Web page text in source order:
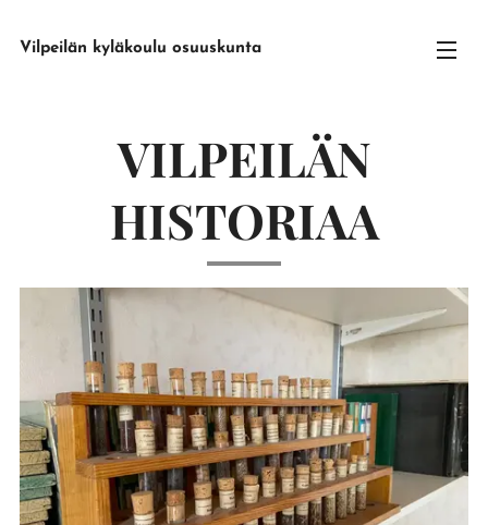
Vilpeilän kyläkoulu osuuskunta
VILPEILÄN
HISTORIAA